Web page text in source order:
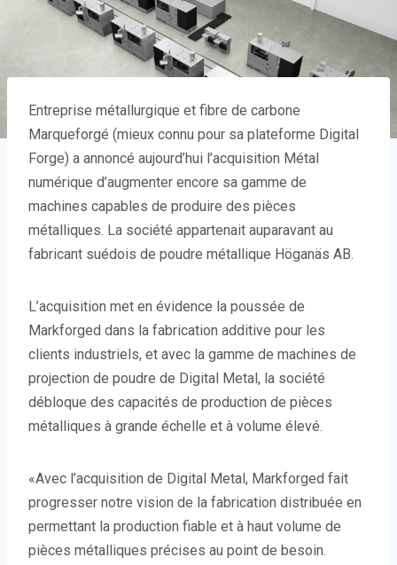
Entreprise métallurgique et fibre de carbone
Marqueforgé (mieux connu pour sa plateforme Digital
Forge) a annoncé aujourd’hui l’acquisition Métal
numérique d’augmenter encore sa gamme de
machines capables de produire des pièces
métalliques. La société appartenait auparavant au
fabricant suédois de poudre métallique Höganäs AB.
L’acquisition met en évidence la poussée de
Markforged dans la fabrication additive pour les
clients industriels, et avec la gamme de machines de
projection de poudre de Digital Metal, la société
débloque des capacités de production de pièces
métalliques à grande échelle et à volume élevé.
«Avec l’acquisition de Digital Metal, Markforged fait
progresser notre vision de la fabrication distribuée en
permettant la production fiable et à haut volume de
pièces métalliques précises au point de besoin.